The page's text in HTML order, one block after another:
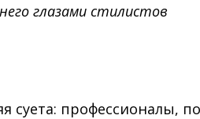
глазами стилистов
суета: профессионалы,